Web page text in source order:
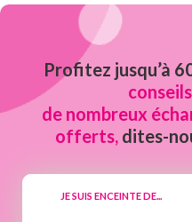
Profitez jusqu’à
de nombreux
offerts, dites-
JE SUIS ENCEINTE DE...